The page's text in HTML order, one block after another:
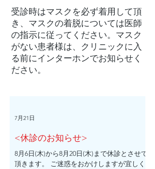
受診時はマスクを必ず着用して頂
き、マスクの着脱については医師
の指示に従ってください。マスク
がない患者様は、クリニックに入
る前にインターホンでお知らせく
ださい。
<休診のお知らせ>
8月6日(木)から8月20日(木)まで休診とさせて
頂きます。 ご迷惑をおかけしますが宜しく
7月21日